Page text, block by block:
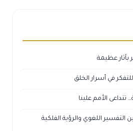
بآثار عظيمة
في أسرار الخلق
تتداعى الأمم علينا
اللغوي والرؤية الفلكية